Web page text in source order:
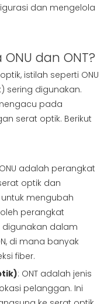
dan mengelola
dan ONT?
istilah seperti ONU
sering digunakan.
pada
serat optik. Berikut
adalah perangkat
optik dan
mengubah
perangkat
digunakan dalam
di mana banyak
fiber.
: ONT adalah jenis
pelanggan. Ini